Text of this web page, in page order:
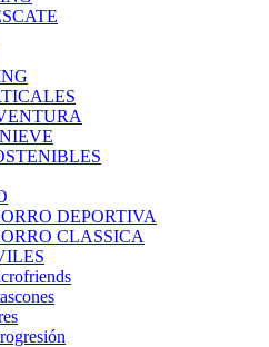
DEPORTIVA
CLASSICA